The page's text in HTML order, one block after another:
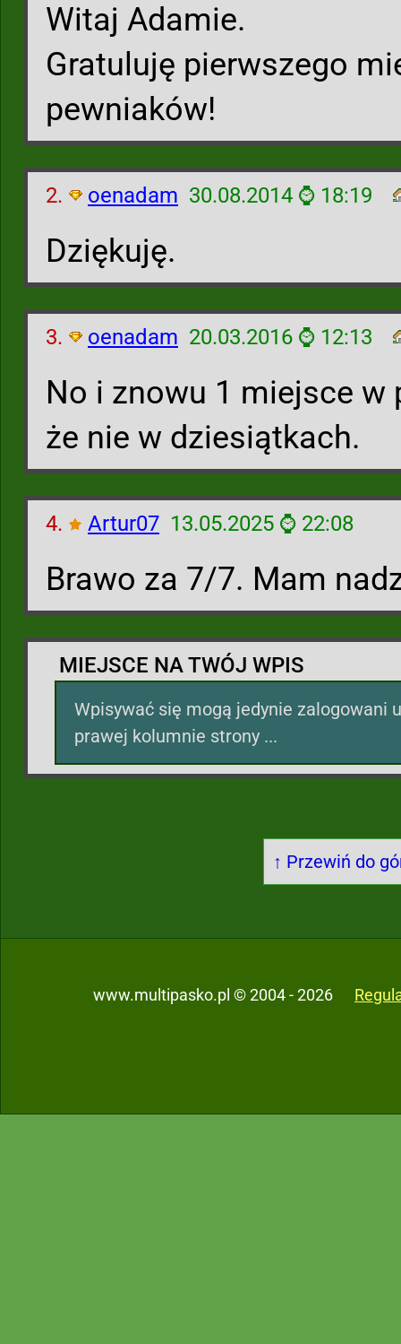
Witaj Adamie.
Gratuluję pierwszego
pewniaków!
2. oenadam 30.08.2014 ⌚ 18:19
Dziękuję.
3. oenadam 20.03.2016 ⌚ 12:13
No i znowu 1 miejsce w
że nie w dziesiątkach.
4. Artur07 13.05.2025 ⌚ 22:08
Brawo za 7/7. Mam
MIEJSCE NA TWÓJ WPIS
Wpisywać się mogą jedynie zalogowani
prawej kolumnie strony ...
↑ Przewiń do
www.multipasko.pl © 2004 - 2026